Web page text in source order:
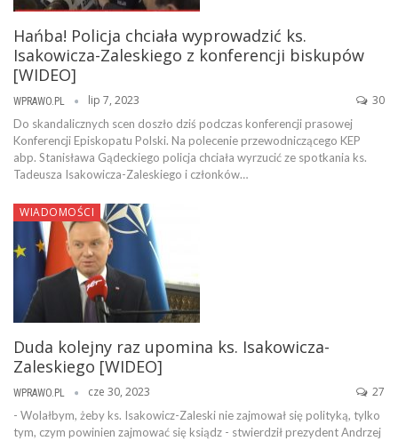
Hańba! Policja chciała wyprowadzić ks.
Isakowicza-Zaleskiego z konferencji biskupów
[WIDEO]
WPRAWO.PL lip 7, 2023 30
Do skandalicznych scen doszło dziś podczas konferencji prasowej
Konferencji Episkopatu Polski. Na polecenie przewodniczącego KEP
abp. Stanisława Gądeckiego policja chciała wyrzucić ze spotkania ks.
Tadeusza Isakowicza-Zaleskiego i członków…
WIADOMOŚCI
Duda kolejny raz upomina ks. Isakowicza-
Zaleskiego [WIDEO]
WPRAWO.PL cze 30, 2023 27
- Wolałbym, żeby ks. Isakowicz-Zaleski nie zajmował się polityką, tylko
tym, czym powinien zajmować się ksiądz - stwierdził prezydent Andrzej